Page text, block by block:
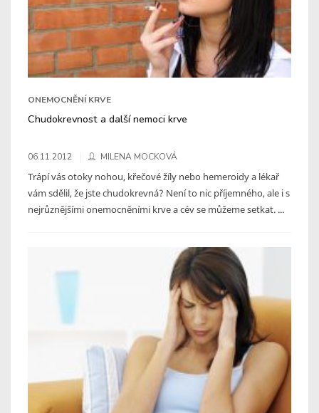
ONEMOCNĚNÍ KRVE
Chudokrevnost a další nemoci krve
06.11.2012 MILENA MOCKOVÁ
Trápí vás otoky nohou, křečové žíly nebo hemeroidy a lékař
vám sdělil, že jste chudokrevná? Není to nic příjemného, ale i s
nejrůznějšími onemocněními krve a cév se můžeme setkat. ...